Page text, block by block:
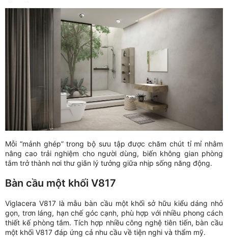
Mỗi “mảnh ghép” trong bộ sưu tập được chăm chút tỉ mỉ nhằm
nâng cao trải nghiệm cho người dùng, biến không gian phòng
tắm trở thành nơi thư giãn lý tưởng giữa nhịp sống năng động.
Bàn cầu một khối V817
Viglacera V817 là mẫu bàn cầu một khối sở hữu kiểu dáng nhỏ
gọn, trơn láng, hạn chế góc cạnh, phù hợp với nhiều phong cách
thiết kế phòng tắm. Tích hợp nhiều công nghệ tiên tiến, bàn cầu
một khối V817 đáp ứng cả nhu cầu về tiện nghi và thẩm mỹ.